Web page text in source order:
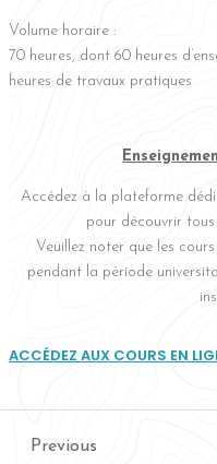
Volume horaire :
70 heures, dont 60 heures
heures de travaux pratiques
Accédez à la plateforme
pour découvrir
Veuillez noter que les
pendant la période
ACCÉDEZ AUX COURS EN
Previous